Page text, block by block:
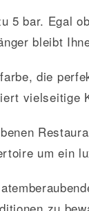
bar. Egal
bleibt
die
vielseitige
um ein